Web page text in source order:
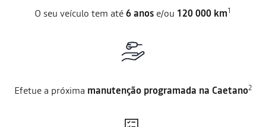
O seu veículo tem até6 anos e/ou 120 000 km1
Efetue a próxima manutenção programada na Caetano2